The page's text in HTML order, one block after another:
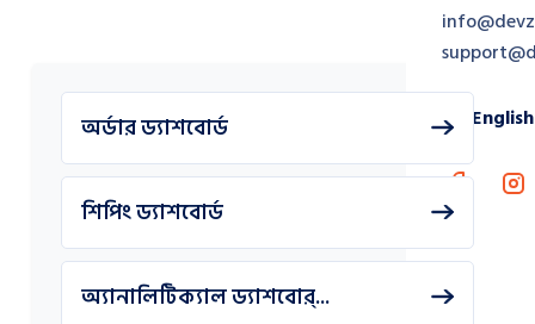
English
অর্ডার ড্যাশবোর্ড
শিপিং ড্যাশবোর্ড
অ্যানালিটিক্যাল ড্যাশবোর্...